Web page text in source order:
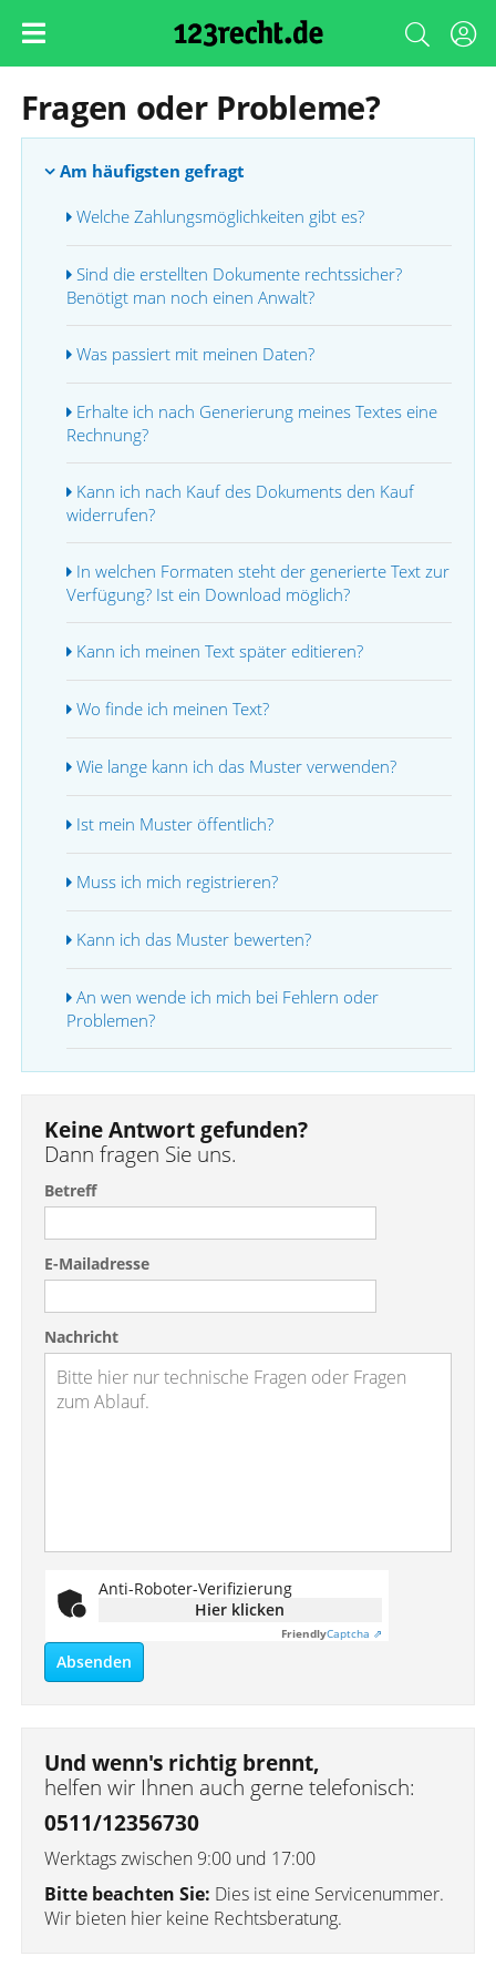
Fragen oder Probleme?
Am häufigsten gefragt
Welche Zahlungsmöglichkeiten gibt es?
Sind die erstellten Dokumente rechtssicher?
Benötigt man noch einen Anwalt?
Was passiert mit meinen Daten?
Erhalte ich nach Generierung meines Textes eine
Rechnung?
Kann ich nach Kauf des Dokuments den Kauf
widerrufen?
In welchen Formaten steht der generierte Text zur
Verfügung? Ist ein Download möglich?
Kann ich meinen Text später editieren?
Wo finde ich meinen Text?
Wie lange kann ich das Muster verwenden?
Ist mein Muster öffentlich?
Muss ich mich registrieren?
Kann ich das Muster bewerten?
An wen wende ich mich bei Fehlern oder
Problemen?
Keine Antwort gefunden?
Dann fragen Sie uns.
Betreff
E-Mailadresse
Nachricht
Anti-Roboter-Verifizierung
Hier klicken
FriendlyCaptcha ⇗
Absenden
Und wenn's richtig brennt,
helfen wir Ihnen auch gerne telefonisch:
0511/12356730
Werktags zwischen 9:00 und 17:00
Bitte beachten Sie: Dies ist eine Servicenummer.
Wir bieten hier keine Rechtsberatung.